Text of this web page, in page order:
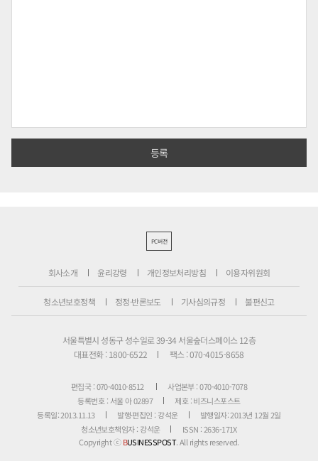
PC버전
회사소개 윤리강령 개인정보처리방침 이용자위원회
청소년보호정책 정정·반론보도 기사심의규정 불편신고
서울특별시 성동구 성수일로 39-34 서울숲더스페이스 12층
대표전화 : 1800-6522
팩스 : 070-4015-8658
편집국 : 070-4010-8512
사업본부 : 070-4010-7078
등록번호 : 서울 아 02897
제호 : 비즈니스포스트
등록일: 2013.11.13
발행·편집인 : 강석운
발행일자: 2013년 12월 2일
청소년보호책임자 : 강석운
ISSN : 2636-171X
Copyright ⓒBUSINESSPOST. All rights reserved.